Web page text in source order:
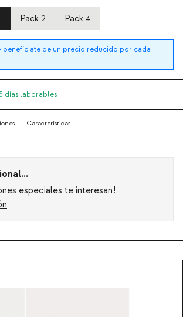
Pack 2 Pack 4
benefíciate de un precio reducido por cada
días laborables
Características
especiales te interesan!